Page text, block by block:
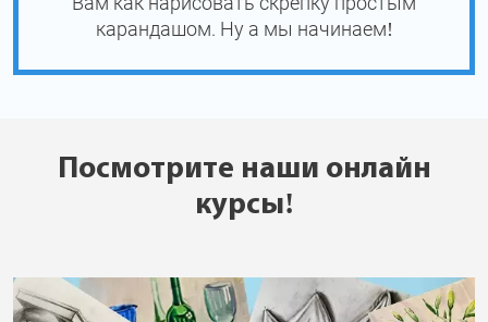
карандашом. Ну а мы начинаем!
Посмотрите наши онлайн
курсы!